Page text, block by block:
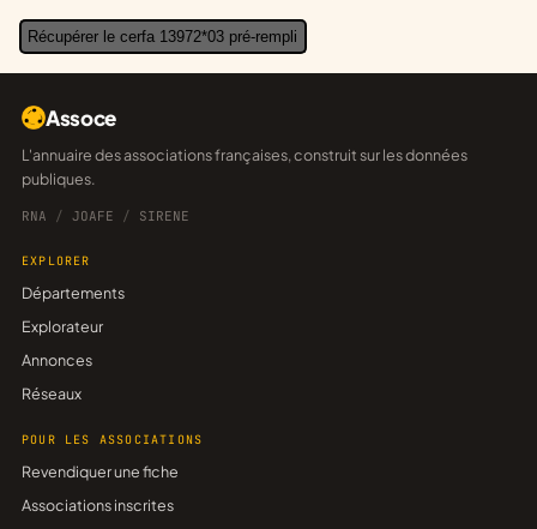
Récupérer le cerfa 13972*03 pré-rempli
Assoce
L'annuaire des associations françaises, construit sur les données
publiques.
RNA / JOAFE / SIRENE
EXPLORER
Départements
Explorateur
Annonces
Réseaux
POUR LES ASSOCIATIONS
Revendiquer une fiche
Associations inscrites